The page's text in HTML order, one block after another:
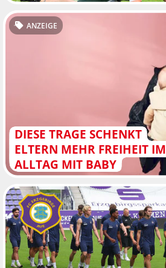
DIESE TRAGE SCHENKT
ELTERN MEHR FREIHEIT IM
ALLTAG MIT BABY
ANZEIGE